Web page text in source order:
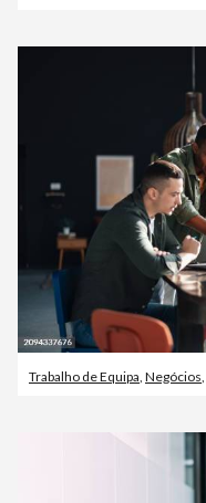
Trabalho de Equipa, Negócios,